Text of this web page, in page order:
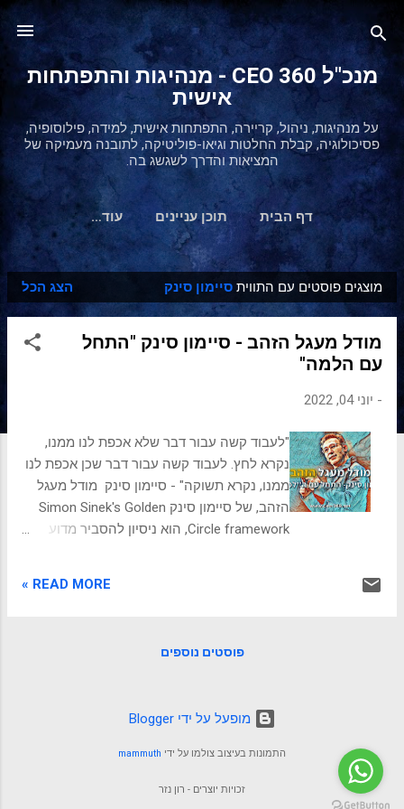
דילוג לתוכן הראשי
מנכ"ל 360 CEO - מנהיגות והתפתחות
אישית
על מנהיגות, ניהול, קריירה, התפתחות אישית, למידה, פילוסופיה,
פסיכולוגיה, קבלת החלטות וגיאו-פוליטיקה, לתובנה מעמיקה של
המציאות והדרך לשגשג בה.
דף הבית תוכן עניינים ‏עוד…
ר
ש
מוצגים פוסטים עם התווית סיימון סינק הצג הכל
מודל מעגל הזהב - סיימון סינק "התחל
עם הלמה"
- יוני 04, 2022
"לעבוד קשה עבור דבר שלא אכפת לנו ממנו,
נקרא לחץ. לעבוד קשה עבור דבר שכן אכפת לנו
ממנו, נקרא תשוקה" - סיימון סינק מודל מעגל
הזהב, של סיימון סינק Simon Sinek's Golden
Circle framework, הוא ניסיון להסביר מדוע
תורת מדעי המוח, שעומדת מאחורי תיאוריית
חלקים במוחם השולטים ברגשות, בהתנהגות
ל-"מה", שהוא החלק הקל והברור ביותר לרוב
הארגונים. אני פוגש בעלי עסקים ומנהלים
באופן מאוד אפקטיבי, ואחרים שמתנהלים על פי
READ MORE »
פוסטים נוספים
‏מופעל על ידי Blogger
התמונות בעיצוב צולמו על ידי mammuth
זכויות יוצרים - רון נזר